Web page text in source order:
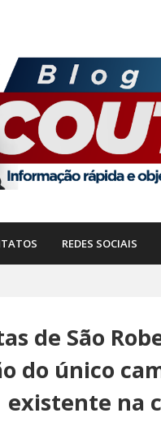
REDES SOCIAIS
de São
do único
existente na